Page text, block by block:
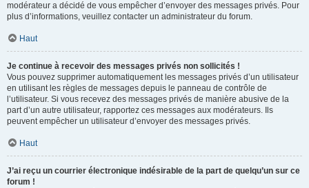
modérateur a décidé de vous empêcher d’envoyer des messages privés. Pour
plus d’informations, veuillez contacter un administrateur du forum.
Haut
Je continue à recevoir des messages privés non sollicités !
Vous pouvez supprimer automatiquement les messages privés d’un utilisateur
en utilisant les règles de messages depuis le panneau de contrôle de
l’utilisateur. Si vous recevez des messages privés de manière abusive de la
part d’un autre utilisateur, rapportez ces messages aux modérateurs. Ils
peuvent empêcher un utilisateur d’envoyer des messages privés.
Haut
J’ai reçu un courrier électronique indésirable de la part de quelqu’un sur ce
forum !